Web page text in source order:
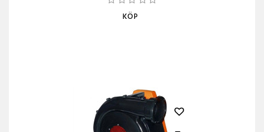
KÖP